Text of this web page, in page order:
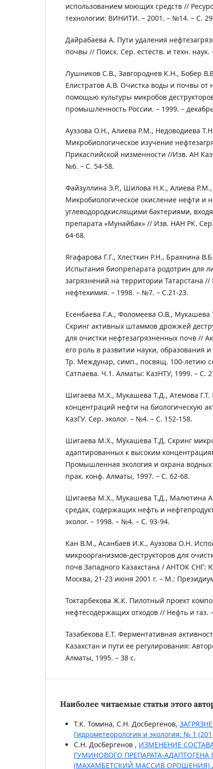
использованием моющих средств //
технологии: ВИНИТИ. – 2001. – №14. – С.
Дайрабаева А. Пути удаления
почвы // Поиск. Сер. естеств. и техн.
Лушников С.В., Завгороднев К.Н., Бобер
Елистратов А.В. Очистка воды и почвы от
помощью культуры микробов
промышленность России. – 1999. –
Ауэзова О.Н., Алиева Р.М., Недоводиева
Микробиологическое изучение
Прикаспийской низменности //Изв. АН
№6. – С. 54-58.
Файзуллина Э.Р., Шилова Н.К., Алиева
Микробиологическое окисление нефти и
углеводородкислящими бактериями,
препарата «Мунайбак» // Изв. НАН РК.
64-68.
Ягафарова Г.Г., Хлесткин Р.Н., Брахнина
Испытания биопрепарата родотрин для
загрязнений на территории Татарстана
нефтехимия. – 1998. – №7. – С.21-23.
Есенбаева Г.А., Фоломеева О.В.,
Скринг активных штаммов дрожжей
для очистки нефтезагрязненных почв //
его роль в развитии науки, образования
Тр. Междунар, симп., посвящ. 100-летию
Сатпаева. Ч.1. Алматы: КазНТУ, 1999. – С.
Шигаева М.Х., Мукашева Т.Д., Атемова Г.Т.
концентраций нефти на биологическую
КазГУ. Сер. эколог. – №4. – С. 152-158.
Шигаева М.Х., Мукашева Т.Д. Скринг
адаптированных к высоким
Промышленная экология и охрана
прак. конф. Алматы, 1997. – С. 62-68.
Шигаева М.Х., Мукашева Т.Д., Малютина
средах, содержащих нефть и
эколог. – 1998. – №4. – С. 93-94.
Кан В.М., Асанбаев И.К., Ауэзова О.Н.
микроорганизмов-деструкторов для
почв Западного Казахстана / АНТОК СНГ:
Москва, 21-23 июня 2001 г. – М.:
Токтарбекова Ж.К. Пилотный проект
нефтесодержащих отходов // Нефть и газ.
Тазабекова Е.Т. Ферментативная
Казахстан и пути ее регулирования:
Алматы, 1995. – 38 с.
Наиболее читаемые статьи этого
Т.К. Томина, С.Н. Досбергенов,
Гидрометеорология и экология: № 1
С.Н. Досбергенов , ИЗМЕНЕНИЕ
ГУМИНОВОГО ПРЕПАРАТА-
(МАХАМБЕТСКИЙ МАССИВ ОРОШЕНИЯ) ,